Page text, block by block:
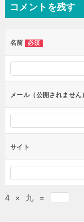
コメントを残す
名前 必須
メール（公開されません
サイト
4 × 九 =